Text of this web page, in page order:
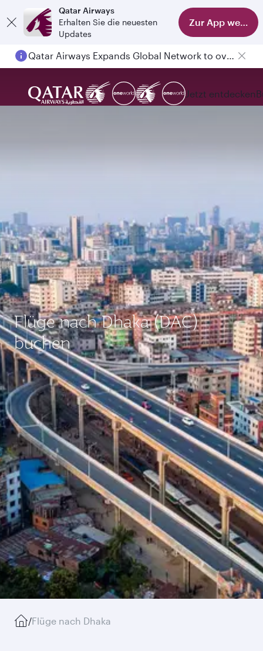
Qatar Airways
Erhalten Sie die neuesten
Updates
Zur App
Qatar Airways Expands Global Network to over 160 Destinations
Jetzt entdecken
Flüge nach Dhaka (DAC)
buchen
/Flüge nach Dhaka